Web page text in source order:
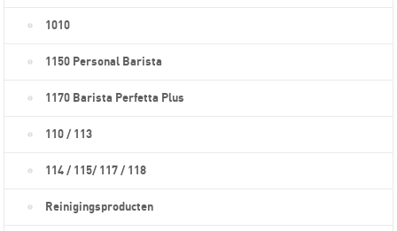
1010
1150 Personal Barista
1170 Barista Perfetta Plus
110 / 113
114 / 115/ 117 / 118
Reinigingsproducten